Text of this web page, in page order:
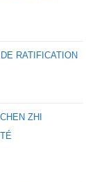
RATIFICATION
ZHI